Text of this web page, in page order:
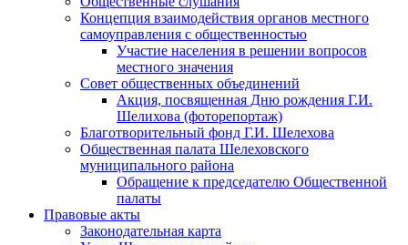
Концепция взаимодействия органов местного
самоуправления с общественностью
Участие населения в решении вопросов
местного значения
Совет общественных объединений
Акция, посвященная Дню рождения Г.И.
Шелихова (фоторепортаж)
Благотворительный фонд Г.И. Шелехова
Общественная палата Шелеховского
муниципального района
Обращение к председателю Общественной
палаты
Правовые акты
Законодательная карта